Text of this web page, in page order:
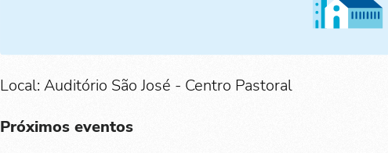
Local: Auditório São José - Centro Pastoral
Próximos eventos